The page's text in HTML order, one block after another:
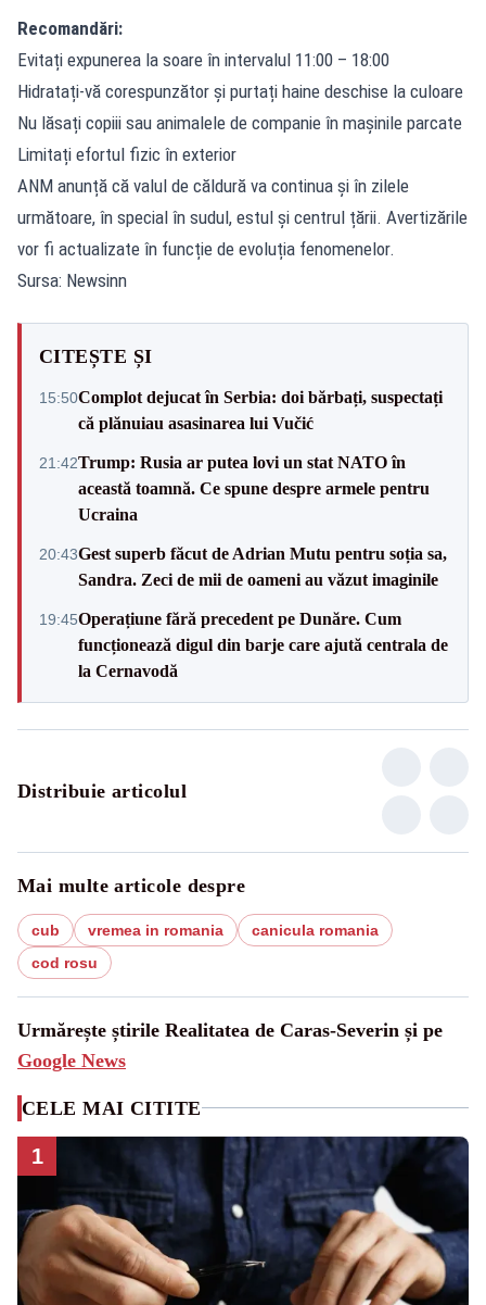
Recomandări:
Evitați expunerea la soare în intervalul 11:00 – 18:00
Hidratați-vă corespunzător și purtați haine deschise la culoare
Nu lăsați copiii sau animalele de companie în mașinile parcate
Limitați efortul fizic în exterior
ANM anunță că valul de căldură va continua și în zilele
următoare, în special în sudul, estul și centrul țării. Avertizările
vor fi actualizate în funcție de evoluția fenomenelor.
Sursa: Newsinn
CITEȘTE ȘI
15:50Complot dejucat în Serbia: doi bărbați, suspectați
că plănuiau asasinarea lui Vučić
21:42Trump: Rusia ar putea lovi un stat NATO în
această toamnă. Ce spune despre armele pentru
Ucraina
20:43Gest superb făcut de Adrian Mutu pentru soția sa,
Sandra. Zeci de mii de oameni au văzut imaginile
19:45Operațiune fără precedent pe Dunăre. Cum
funcționează digul din barje care ajută centrala de
la Cernavodă
Distribuie articolul
Mai multe articole despre
cub vremea in romania
canicula romania
cod rosu
Urmărește știrile Realitatea de Caras-Severin și pe
Google News
CELE MAI CITITE
1